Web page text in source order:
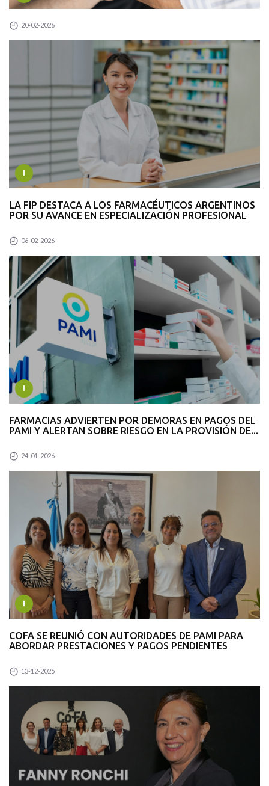
20-02-2026
I
LA FIP DESTACA A LOS FARMACÉUTICOS ARGENTINOS
POR SU AVANCE EN ESPECIALIZACIÓN PROFESIONAL
06-02-2026
I
FARMACIAS ADVIERTEN POR DEMORAS EN PAGOS DEL
PAMI Y ALERTAN SOBRE RIESGO EN LA PROVISIÓN DE...
24-01-2026
I
COFA SE REUNIÓ CON AUTORIDADES DE PAMI PARA
ABORDAR PRESTACIONES Y PAGOS PENDIENTES
13-12-2025